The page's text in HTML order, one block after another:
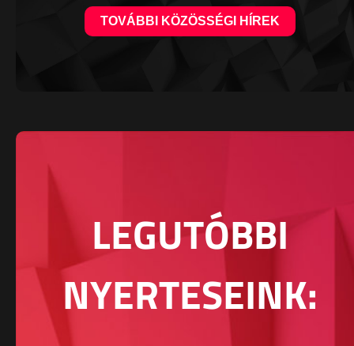
TOVÁBBI KÖZÖSSÉGI HÍREK
LEGUTÓBBI
NYERTESEINK: